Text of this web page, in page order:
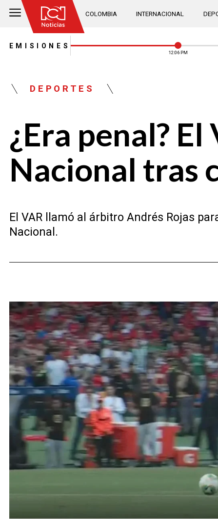
COLOMBIA INTERNACIONAL
EMISIONES
12:06 PM
DEPORTES
¿Era penal?
Nacional tras
El VAR llamó al árbitro Andrés Rojas
Nacional.